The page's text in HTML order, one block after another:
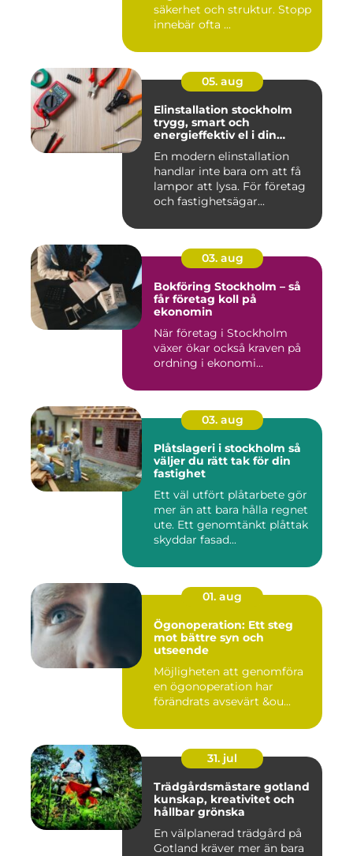
säkerhet och struktur. Stopp
innebär ofta ...
05. aug
Elinstallation stockholm
trygg, smart och
energieffektiv el i din
En modern elinstallation
handlar inte bara om att få
lampor att lysa. För företag
och fastighetsägar...
03. aug
Bokföring Stockholm – så
får företag koll på
ekonomin
När företag i Stockholm
växer ökar också kraven på
ordning i ekonomi...
03. aug
Plåtslageri i stockholm så
väljer du rätt tak för din
fastighet
Ett väl utfört plåtarbete gör
mer än att bara hålla regnet
ute. Ett genomtänkt plåttak
skyddar fasad...
01. aug
Ögonoperation: Ett steg
mot bättre syn och
utseende
Möjligheten att genomföra
en ögonoperation har
förändrats avsevärt &ou...
31. jul
Trädgårdsmästare gotland
kunskap, kreativitet och
hållbar grönska
En välplanerad trädgård på
Gotland kräver mer än bara